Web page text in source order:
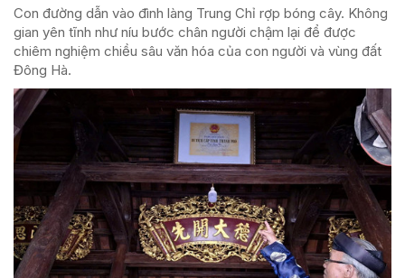
Con đường dẫn vào đình làng Trung Chỉ rợp bóng cây. Không
gian yên tĩnh như níu bước chân người chậm lại để được
chiêm nghiệm chiều sâu văn hóa của con người và vùng đất
Đông Hà.